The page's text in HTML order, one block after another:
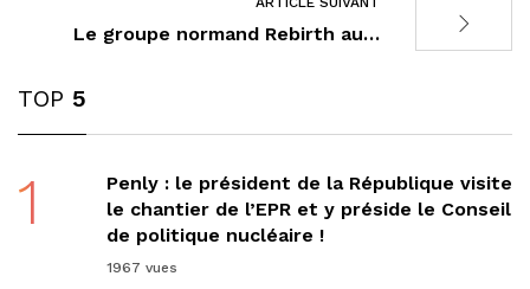
Le groupe normand Rebirth au…
TOP 5
1
Penly : le président de la République visite
le chantier de l’EPR et y préside le Conseil
de politique nucléaire !
1967 vues